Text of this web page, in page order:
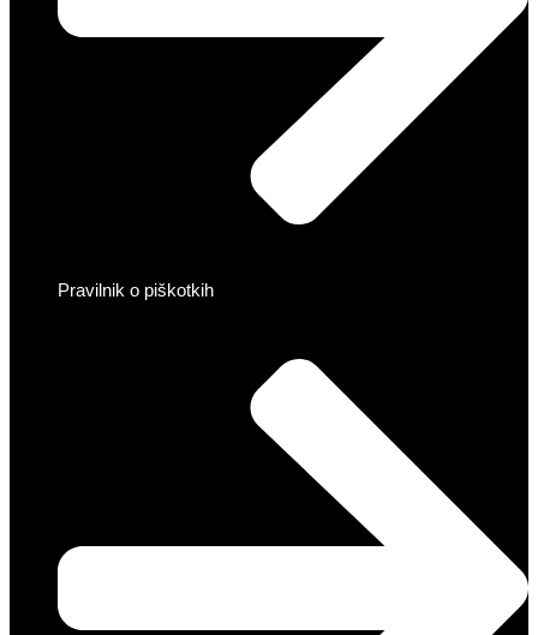
Pravilnik o piškotkih